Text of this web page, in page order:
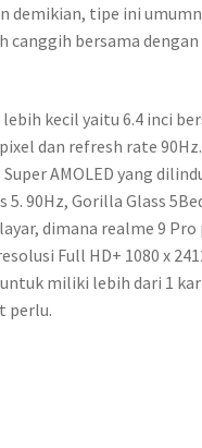
demikian, tipe ini
canggih bersama
kecil yaitu 6.4 inci
dan refresh rate
AMOLED yang
5. 90Hz, Gorilla Glass
dimana realme 9 Pro
Full HD+ 1080 x
miliki lebih dari 1
perlu.